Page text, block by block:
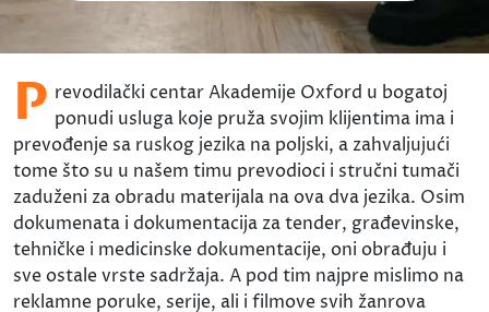
P revodilački centar Akademije Oxford u bogatoj
ponudi usluga koje pruža svojim klijentima ima i
prevođenje sa ruskog jezika na poljski, a zahvaljujući
tome što su u našem timu prevodioci i stručni tumači
zaduženi za obradu materijala na ova dva jezika. Osim
dokumenata i dokumentacija za tender, građevinske,
tehničke i medicinske dokumentacije, oni obrađuju i
sve ostale vrste sadržaja. A pod tim najpre mislimo na
reklamne poruke, serije, ali i filmove svih žanrova